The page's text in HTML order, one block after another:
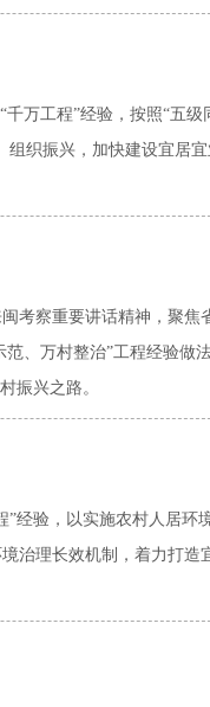
万工程”经验，按照“五级
组织振兴，加快建设宜居宜
考察重要讲话精神，聚焦
、万村整治”工程经验做法
振兴之路。
”经验，以实施农村人居环
治理长效机制，着力打造